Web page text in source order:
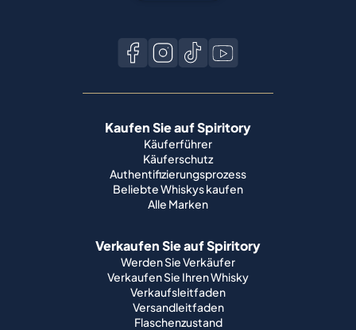
Kaufen Sie auf Spiritory
Käuferführer
Käuferschutz
Authentifizierungsprozess
Beliebte Whiskys kaufen
Alle Marken
Verkaufen Sie auf Spiritory
Werden Sie Verkäufer
Verkaufen Sie Ihren Whisky
Verkaufsleitfaden
Versandleitfaden
Flaschenzustand